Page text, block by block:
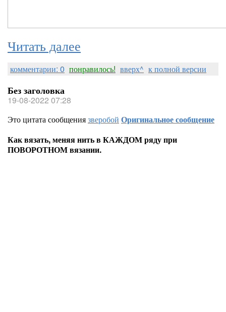
Читать далее
комментарии: 0 понравилось! вверх^ к полной версии
Без заголовка
19-08-2022 07:28
Это цитата сообщениязверобой Оригинальное сообщение
Как вязать, меняя нить в КАЖДОМ ряду при
ПОВОРОТНОМ вязании.